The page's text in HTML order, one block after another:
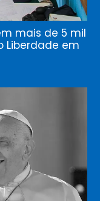
mais de 5 mil
Liberdade em